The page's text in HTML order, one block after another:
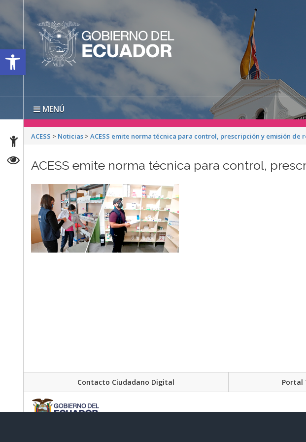
Open toolbar
MENÚ
ACESS > Noticias >ACESS emite norma técnica para control, prescripción y emisión de
ACESS emite norma técnica para control,
Contacto Ciudadano Digital Portal